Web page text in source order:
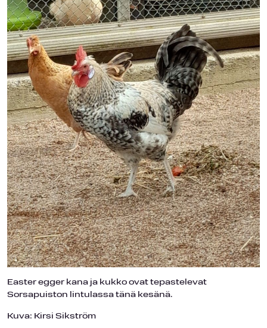
Easter egger kana ja kukko ovat tepastelevat
Sorsapuiston lintulassa tänä kesänä.
Kuva: Kirsi Sikström